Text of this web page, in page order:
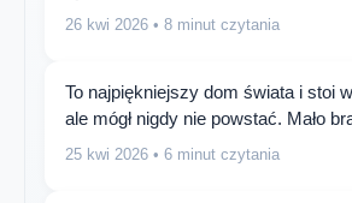
26 kwi 2026 • 8 minut czytania
To najpiękniejszy dom świata i stoi
ale mógł nigdy nie powstać. Mało
25 kwi 2026 • 6 minut czytania